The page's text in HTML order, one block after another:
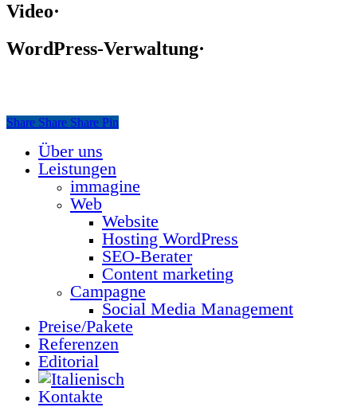
Video·
WordPress-Verwaltung·
Share
Share Share Share Pin
Close
Über uns
Leistungen
immagine
Web
Website
Hosting WordPress
SEO-Berater
Content marketing
Campagne
Social Media Management
Preise/Pakete
Referenzen
Editorial
Kontakte